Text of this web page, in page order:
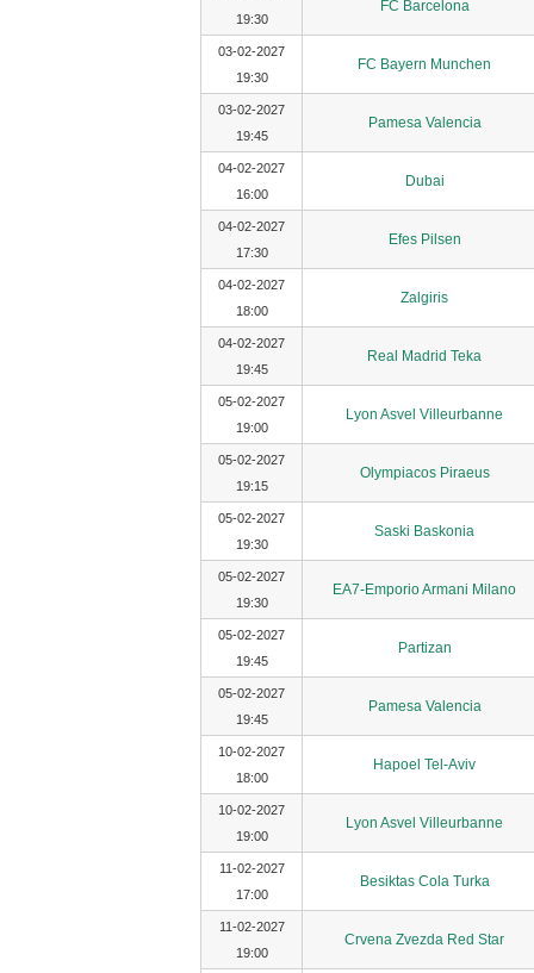
19:30
FC Barcelona
03-02-2027
19:30
FC Bayern Munchen
03-02-2027
19:45
Pamesa Valencia
04-02-2027
16:00
Dubai
04-02-2027
17:30
Efes Pilsen
04-02-2027
18:00
Zalgiris
04-02-2027
19:45
Real Madrid Teka
05-02-2027
19:00
Lyon Asvel Villeurbanne
05-02-2027
19:15
Olympiacos Piraeus
05-02-2027
19:30
Saski Baskonia
05-02-2027
19:30
EA7-Emporio Armani Milano
05-02-2027
19:45
Partizan
05-02-2027
19:45
Pamesa Valencia
10-02-2027
18:00
Hapoel Tel-Aviv
10-02-2027
19:00
Lyon Asvel Villeurbanne
11-02-2027
17:00
Besiktas Cola Turka
11-02-2027
19:00
Crvena Zvezda Red Star